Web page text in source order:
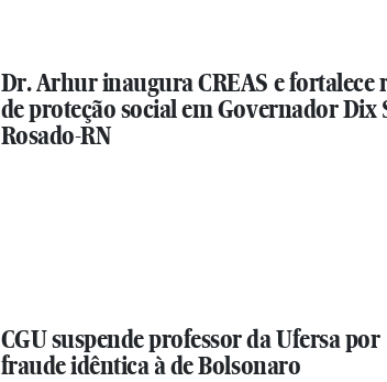
Dr. Arhur inaugura CREAS e fortalece
de proteção social em Governador Dix
Rosado-RN
CGU suspende professor da Ufersa por
fraude idêntica à de Bolsonaro